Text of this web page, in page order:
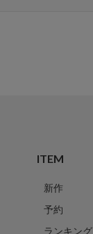
ITEM
新作
予約
ランキング